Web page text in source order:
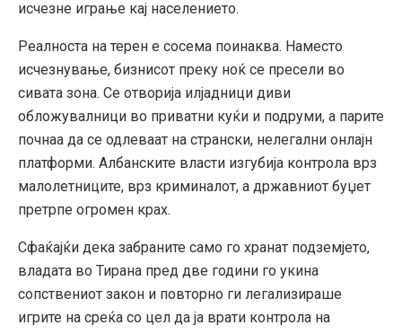
исчезне играње кај населението.
Реалноста на терен е сосема поинаква. Наместо
исчезнување, бизнисот преку ноќ се пресели во
сивата зона. Се отворија илјадници диви
обложувалници во приватни куќи и подруми, а парите
почнаа да се одлеваат на странски, нелегални онлајн
платформи. Албанските власти изгубија контрола врз
малолетниците, врз криминалот, а државниот буџет
претрпе огромен крах.
Сфаќајќи дека забраните само го хранат подземјето,
владата во Тирана пред две години го укина
сопствениот закон и повторно ги легализираше
игрите на среќа со цел да ја врати контрола на